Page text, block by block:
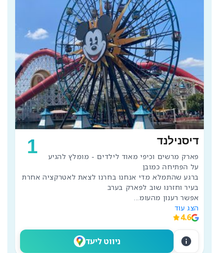
1 דיסנילנד
ברגע שהתמלא מדי אנחנו בחרנו לצאת לאטרקציה אחרת
אפשר רענון מהעומ...
הצג עוד
4.6
ניווט ליעד info